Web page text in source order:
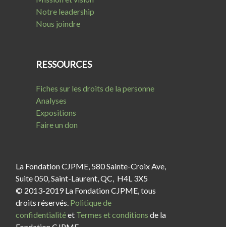
Notre leadership
Nous joindre
RESSOURCES
Fiches sur les droits de la personne
Analyses
Expositions
Faire un don
La Fondation CJPME, 580 Sainte-Croix Ave,
Suite 050, Saint-Laurent, QC, H4L 3X5
© 2013-2019 La Fondation CJPME, tous
droits réservés. Politique de
confidentialitéet Termes et conditions de la